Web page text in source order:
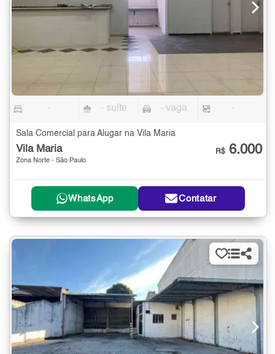
- - suíte - vaga -
Sala Comercial para Alugar na Vila Maria
Vila Maria
Zona Norte - São Paulo
R$ 6.000
WhatsApp Contatar